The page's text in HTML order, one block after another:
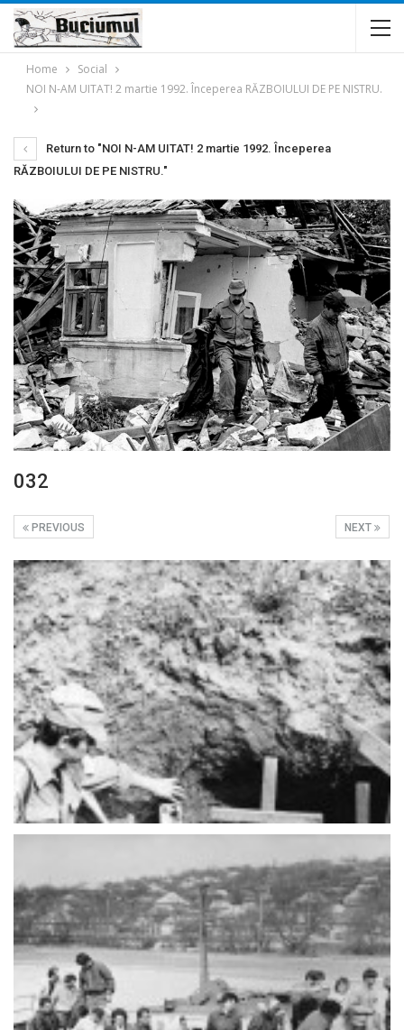
Home
Social
NOI N-AM UITAT! 2 martie 1992. Începerea RĂZBOIULUI DE PE NISTRU.
Return to "NOI N-AM UITAT! 2 martie 1992. Începerea
RĂZBOIULUI DE PE NISTRU."
032
NEXT
PREVIOUS